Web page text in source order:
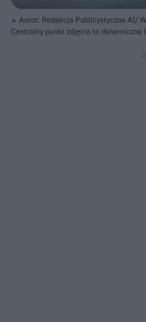
Autor: Redakcja Publicystyczna AI/
Centralny punkt zdjęcia to dynamiczna
jasnej szarości, rozlewa się szeroko u